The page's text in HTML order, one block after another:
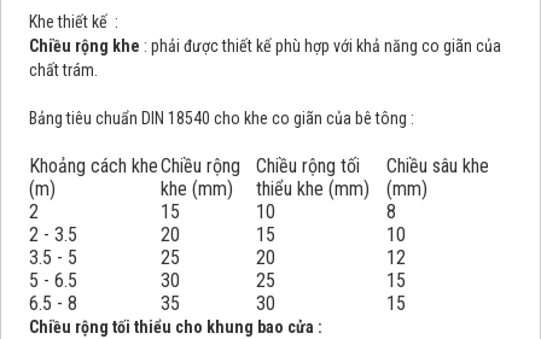
Khe thiết kế :
Chiều rộng khe : phải được thiết kế phù hợp với khả năng co giãn của
chất trám.
Bảng tiêu chuẩn DIN 18540 cho khe co giãn của bê tông :
Khoảng cách khe
(m)
Chiều rộng
khe (mm)
Chiều rộng tối
thiểu khe (mm)
Chiều sâu khe
(mm)
2
15 10
8
2 - 3.5
20 15
10
3.5 - 5
25 20
12
5 - 6.5
30 25
15
6.5 - 8
35 30 15
Chiều rộng tối thiểu cho khung bao cửa :